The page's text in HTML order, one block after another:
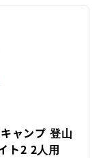
ャンプ 登山
ト2 2人用